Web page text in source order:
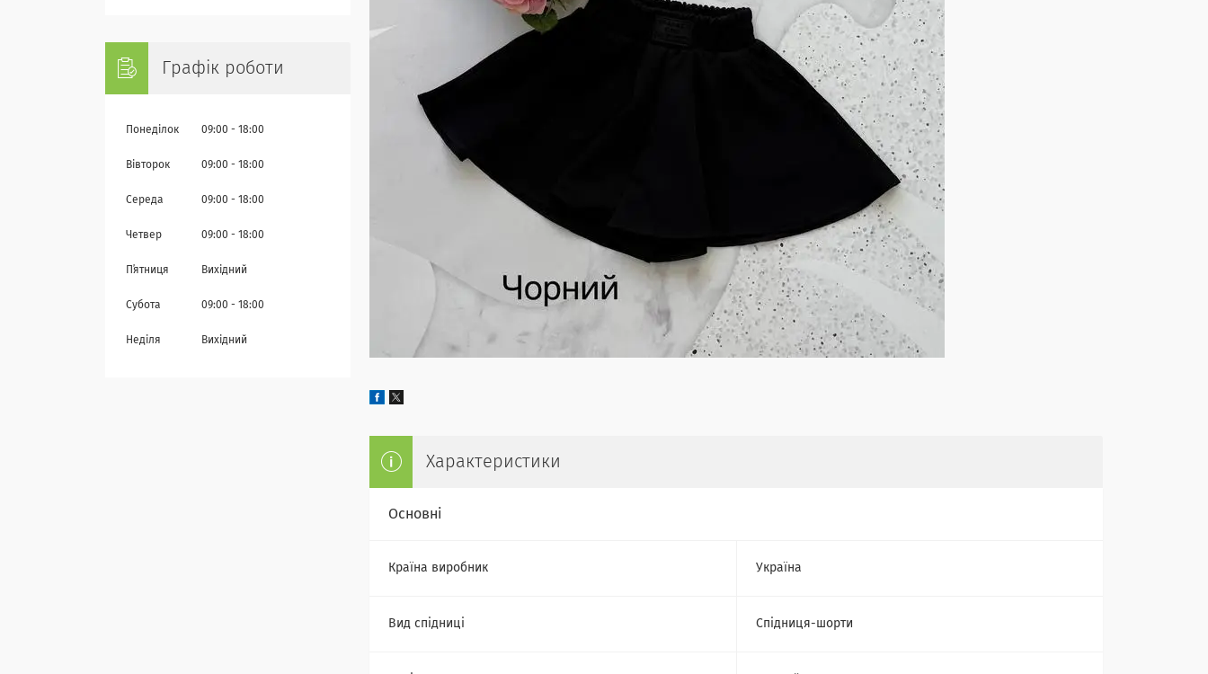
Характеристики
Основні
Країна виробник Україна
Вид спідниці Спідниця-шорти
Графік роботи
Понеділок 09:00 18:00
Вівторок 09:00 18:00
Середа 09:00 18:00
Четвер 09:00 18:00
Пʼятниця Вихідний
Субота 09:00 18:00
Неділя Вихідний